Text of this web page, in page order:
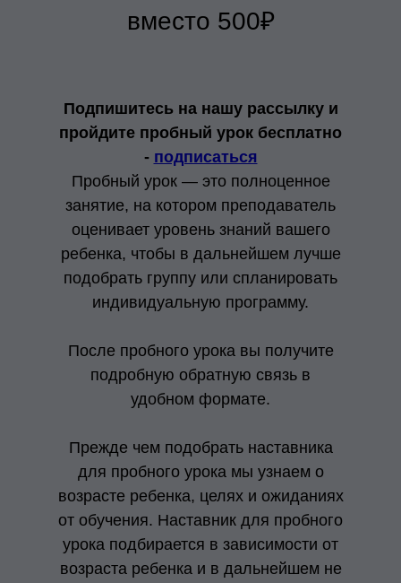
вместо 500₽
Подпишитесь на нашу рассылку и
пройдите пробный урок бесплатно
- подписаться
Пробный урок — это полноценное
занятие, на котором преподаватель
оценивает уровень знаний вашего
ребенка, чтобы в дальнейшем лучше
подобрать группу или спланировать
индивидуальную программу.
После пробного урока вы получите
подробную обратную связь в
удобном формате.
Прежде чем подобрать наставника
для пробного урока мы узнаем о
возрасте ребенка, целях и ожиданиях
от обучения. Наставник для пробного
урока подбирается в зависимости от
возраста ребенка и в дальнейшем не